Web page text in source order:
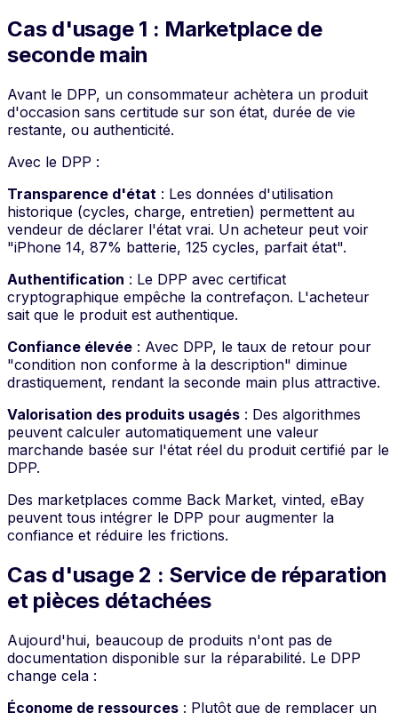
Cas d'usage 1 : Marketplace de
seconde main
Avant le DPP, un consommateur achètera un produit
d'occasion sans certitude sur son état, durée de vie
restante, ou authenticité.
Avec le DPP :
Transparence d'état : Les données d'utilisation
historique (cycles, charge, entretien) permettent au
vendeur de déclarer l'état vrai. Un acheteur peut voir
"iPhone 14, 87% batterie, 125 cycles, parfait état".
Authentification : Le DPP avec certificat
cryptographique empêche la contrefaçon. L'acheteur
sait que le produit est authentique.
Confiance élevée : Avec DPP, le taux de retour pour
"condition non conforme à la description" diminue
drastiquement, rendant la seconde main plus attractive.
Valorisation des produits usagés : Des algorithmes
peuvent calculer automatiquement une valeur
marchande basée sur l'état réel du produit certifié par le
DPP.
Des marketplaces comme Back Market, vinted, eBay
peuvent tous intégrer le DPP pour augmenter la
confiance et réduire les frictions.
Cas d'usage 2 : Service de réparation
et pièces détachées
Aujourd'hui, beaucoup de produits n'ont pas de
documentation disponible sur la réparabilité. Le DPP
change cela :
Économe de ressources : Plutôt que de remplacer un